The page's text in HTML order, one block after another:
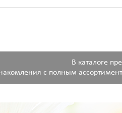
В каталоге
с полным